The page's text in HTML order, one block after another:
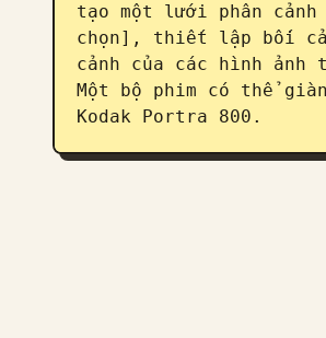
tạo một lưới phân
chọn], thiết lập bối
cảnh của các hình ảnh
Một bộ phim có thể
Kodak Portra 800.